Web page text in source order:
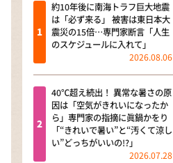
約10年後に南海トラフ巨大地震
は「必ず来る」 被害は東日本大
震災の15倍…専門家断言「人生
のスケジュールに入れて」
2026.08.06
40℃超え続出！ 異常な暑さの原
因は「空気がきれいになったか
ら」専門家の指摘に眞鍋かをり
「“きれいで暑い”と“汚くて涼し
い”どっちがいいの!?」
2026.07.28